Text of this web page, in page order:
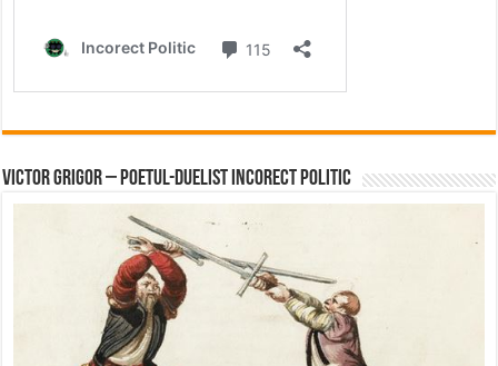
Victor Grigor – Poetul-Duelist Incorect Politic